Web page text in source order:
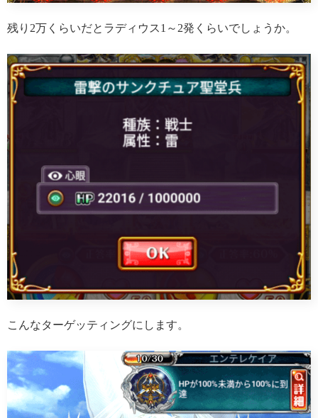
残り2万くらいだとラディウス1～2発くらいでしょうか。
こんなターゲッティングにします。